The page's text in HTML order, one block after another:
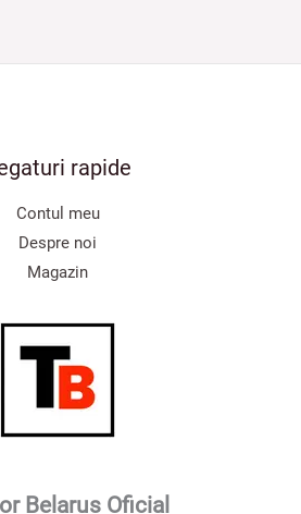
rapide
Contul meu
Despre noi
Magazin
Belarus Oficial